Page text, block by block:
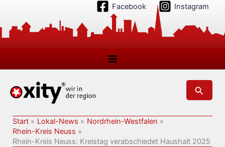
springen
Facebook Instagram
Suchen
Start Lokal-News
Nordrhein-Westfalen
Rhein-Kreis Neuss
Rhein-Kreis Neuss: Kreistag verabschiedet Haushalt 2025